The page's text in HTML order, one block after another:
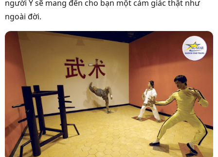
người Ý sẽ mang đến cho bạn một cảm giác thật như
ngoài đời.